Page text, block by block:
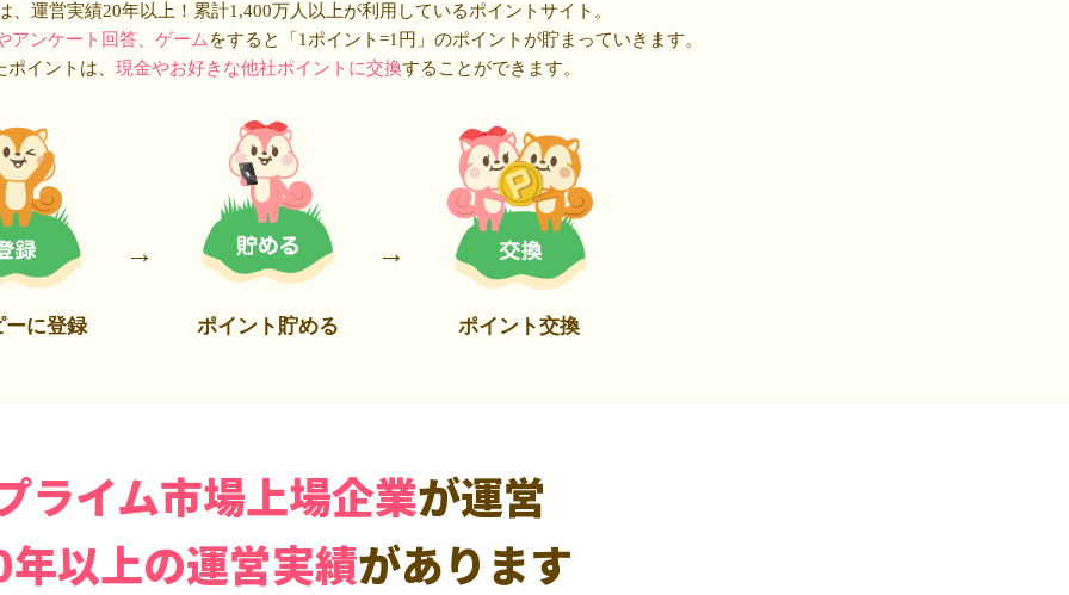
、運営実績20年以上！累計1,400万人 以上が利用しているポイントサイト。
アンケート回答、ゲーム をすると「1ポイント=1円」のポイントが貯まっていきます。
ポイントは、 現金やお好きな他社ポイントに交換することができます。
ーに登録 ポイント貯める ポイント交換
ライム市場上場企業が運営
以上の運営実績があります